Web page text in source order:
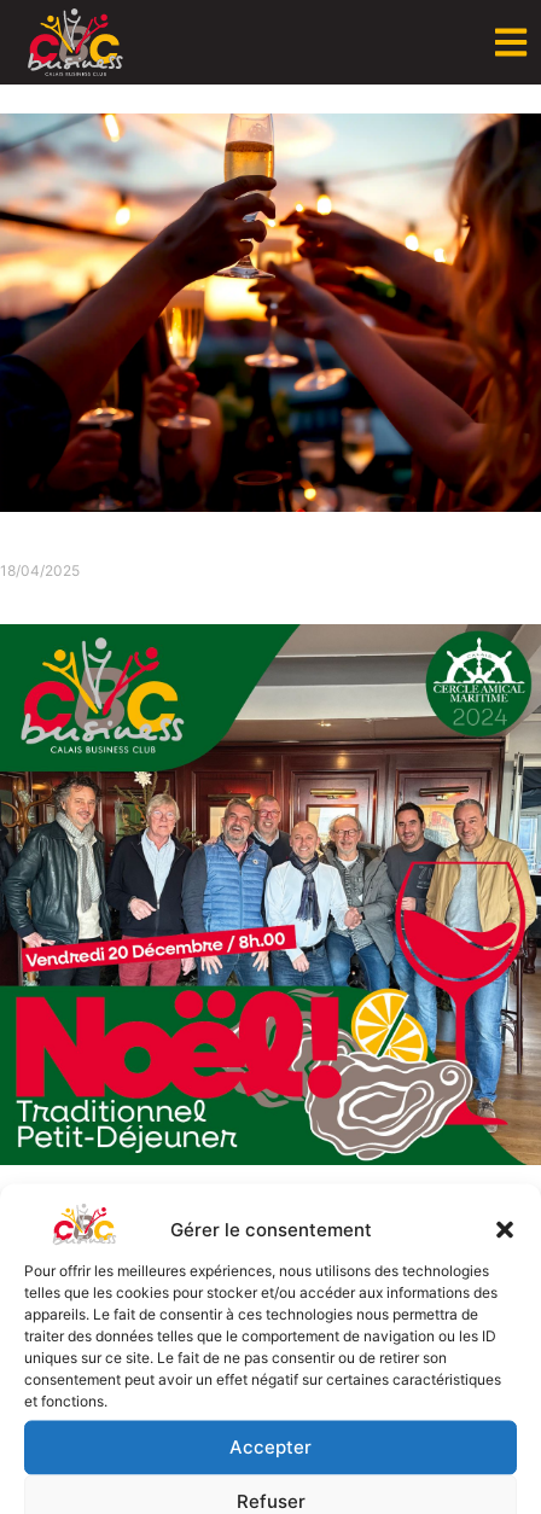
Gérer le consentement
Pour offrir les meilleures expériences, nous utilisons des technologies
telles que les cookies pour stocker et/ou accéder aux informations des
appareils. Le fait de consentir à ces technologies nous permettra de
traiter des données telles que le comportement de navigation ou les ID
uniques sur ce site. Le fait de ne pas consentir ou de retirer son
consentement peut avoir un effet négatif sur certaines caractéristiques
et fonctions.
Accepter
Refuser
18/04/2025
Petit-déjeuner de Noël
20/12/2024
Consulter l'article